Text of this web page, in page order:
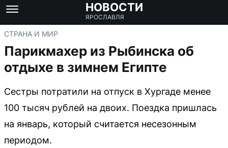
НОВОСТИ
ЯРОСЛАВЛЯ
СТРАНА И МИР
Парикмахер из Рыбинска об
отдыхе в зимнем Египте
Сестры потратили на отпуск в Хургаде менее
100 тысяч рублей на двоих. Поездка пришлась
на январь, который считается несезонным
периодом.